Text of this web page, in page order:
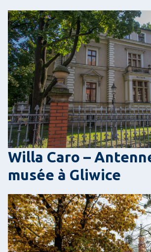
Willa Caro –
musée à Gliwice